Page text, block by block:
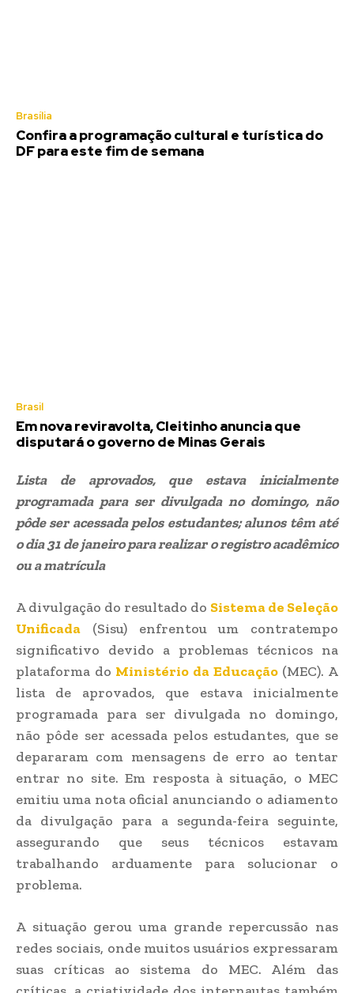
Brasília
Confira a programação cultural e turística do
DF para este fim de semana
Brasil
Em nova reviravolta, Cleitinho anuncia que
disputará o governo de Minas Gerais
Lista de aprovados, que estava inicialmente
programada para ser divulgada no domingo, não
pôde ser acessada pelos estudantes; alunos têm até
o dia 31 de janeiro para realizar o registro acadêmico
ou a matrícula
A divulgação do resultado do Sistema de Seleção
Unificada (Sisu) enfrentou um contratempo
significativo devido a problemas técnicos na
plataforma do Ministério da Educação(MEC). A
lista de aprovados, que estava inicialmente
programada para ser divulgada no domingo,
não pôde ser acessada pelos estudantes, que se
depararam com mensagens de erro ao tentar
entrar no site. Em resposta à situação, o MEC
emitiu uma nota oficial anunciando o adiamento
da divulgação para a segunda-feira seguinte,
assegurando que seus técnicos estavam
trabalhando arduamente para solucionar o
problema.
A situação gerou uma grande repercussão nas
redes sociais, onde muitos usuários expressaram
suas críticas ao sistema do MEC. Além das